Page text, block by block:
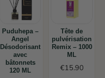
Puduhepa –
Angel
Désodorisant
avec
bâtonnets
120 ML
Tête de
pulvérisation
Remix – 1000
ML
€15.90